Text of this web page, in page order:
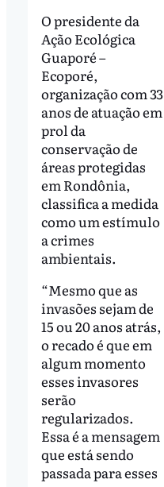
O presidente da
Ação Ecológica
Guaporé –
Ecoporé,
organização com 33
anos de atuação em
prol da
conservação de
áreas protegidas
em Rondônia,
classifica a medida
como um estímulo
a crimes
ambientais.
“Mesmo que as
invasões sejam de
15 ou 20 anos atrás,
o recado é que em
algum momento
esses invasores
serão
regularizados.
Essa é a mensagem
que está sendo
passada para esses